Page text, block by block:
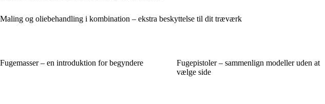
Maling og oliebehandling i kombination – ekstra beskyttelse til dit træværk
Fugemasser – en introduktion for begyndere
Fugepistoler – sammenlign modeller uden at
vælge side